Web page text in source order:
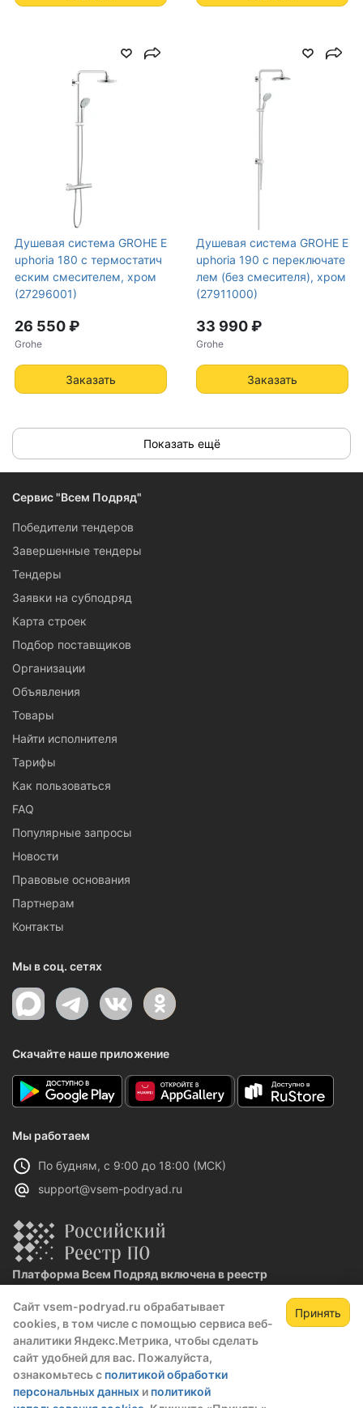
Сайт vsem-podryad.ru обрабатывает
cookies, в том числе с помощью сервиса веб-
аналитики Яндекс.Метрика, чтобы сделать
сайт удобней для вас. Пожалуйста,
ознакомьтесь с политикой обработки
персональных данных и политикой
Принять
Душевая система GROHE E
uphoria 180 с термостатич
еским смесителем, хром
(27296001)
26 550 ₽
Grohe
Заказать
Душевая система GROHE E
uphoria 190 с переключате
лем (без смесителя), хром
(27911000)
33 990 ₽
Grohe
Заказать
Показать ещё
Сервис "Всем Подряд"
Победители тендеров
Завершенные тендеры
Тендеры
Заявки на субподряд
Карта строек
Подбор поставщиков
Организации
Объявления
Товары
Найти исполнителя
Тарифы
Как пользоваться
FAQ
Популярные запросы
Новости
Правовые основания
Партнерам
Контакты
Мы в соц. сетях
Скачайте наше приложение
Мы работаем
По будням, с 9:00 до 18:00 (МСК)
support@vsem-podryad.ru
Платформа Всем Подряд включена в реестр
Реестровая запись №32021 от 06.02.2026
Политика конфиденциальности
О компании